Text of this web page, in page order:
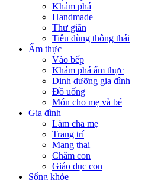
Khám phá
Handmade
Thư giãn
Tiêu dùng thông thái
Ẩm thực
Vào bếp
Khám phá ẩm thực
Dinh dưỡng gia đình
Đồ uống
Món cho mẹ và bé
Gia đình
Làm cha mẹ
Trang trí
Mang thai
Chăm con
Giáo dục con
Sống khỏe